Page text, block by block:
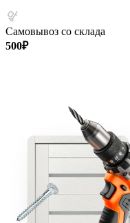
Самовывоз со склада
500₽